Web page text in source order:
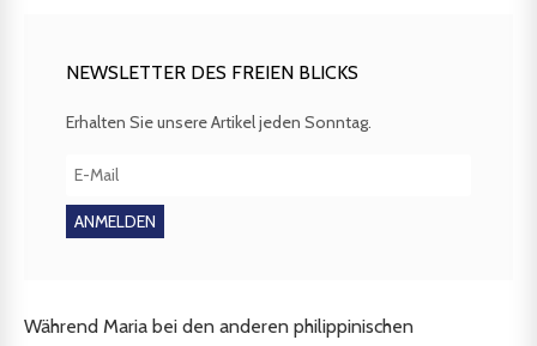
NEWSLETTER DES FREIEN BLICKS
Erhalten Sie unsere Artikel jeden Sonntag.
Während Maria bei den anderen philippinischen